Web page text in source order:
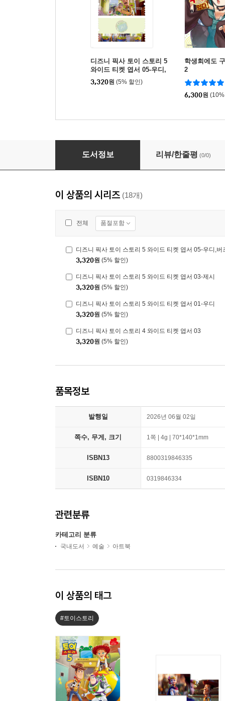
디즈니 픽사 토이 스토리 5
와이드 티켓 엽서 05-우디,
버즈
3,320원 (5% 할인)
학생회에도
2
6,300원
디즈니 픽사 토이 스토리 5 와이드 티켓 엽서
도서정보 리뷰/한줄평 (0/0)
이 상품의 시리즈 (18개)
전체 품절포함
디즈니 픽사 토이 스토리 5 와이드 티켓 엽서 05-우디,버
3,320원 (5% 할인)
디즈니 픽사 토이 스토리 5 와이드 티켓 엽서 03-제시
3,320원 (5% 할인)
디즈니 픽사 토이 스토리 5 와이드 티켓 엽서 01-우디
3,320원 (5% 할인)
디즈니 픽사 토이 스토리 4 와이드 티켓 엽서 03
3,320원 (5% 할인)
품목정보
발행일 2026년 06월 02일
쪽수, 무게, 크기 1쪽 | 4g | 70*140*1mm
ISBN13 8800319846335
ISBN10 0319846334
관련분류
카테고리 분류
국내도서 예술 아트북
이 상품의 태그
#토이스토리